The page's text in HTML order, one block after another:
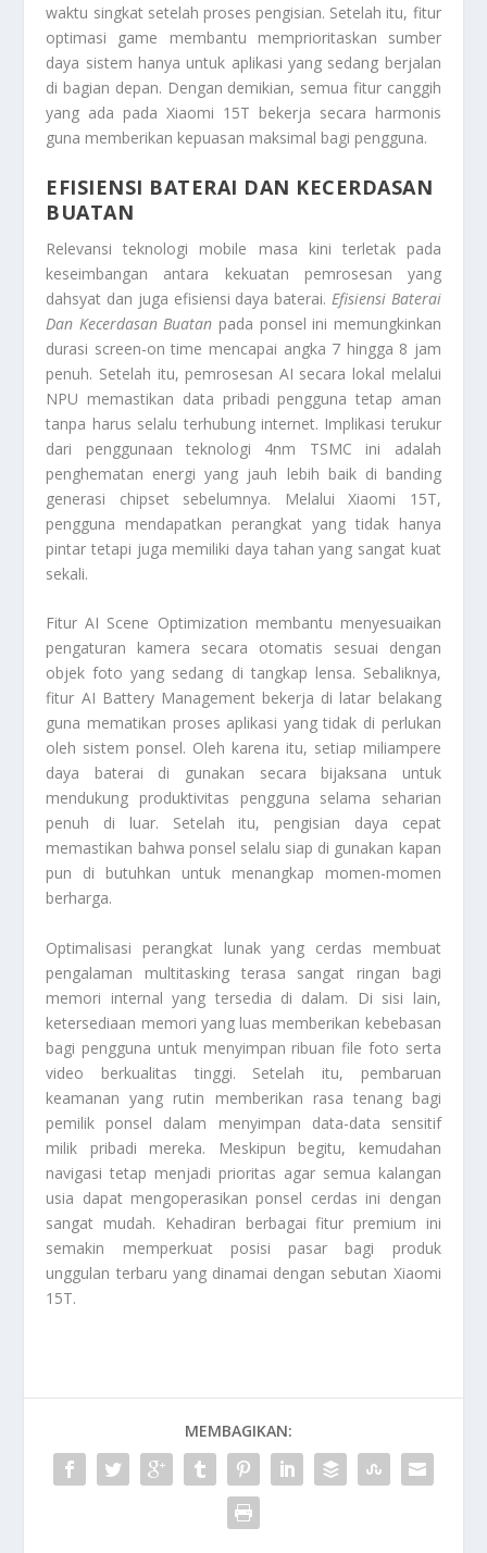
waktu singkat setelah proses pengisian. Setelah itu, fitur
optimasi game membantu memprioritaskan sumber
daya sistem hanya untuk aplikasi yang sedang berjalan
di bagian depan. Dengan demikian, semua fitur canggih
yang ada padaXiaomi 15T bekerja secara harmonis
guna memberikan kepuasan maksimal bagi pengguna.
EFISIENSI BATERAI DAN KECERDASAN
BUATAN
Relevansi teknologi mobile masa kini terletak pada
keseimbangan antara kekuatan pemrosesan yang
dahsyat dan juga efisiensi daya baterai. Efisiensi Baterai
Dan Kecerdasan Buatan pada ponsel ini memungkinkan
durasi screen-on time mencapai angka 7 hingga 8 jam
penuh. Setelah itu, pemrosesan AI secara lokal melalui
NPU memastikan data pribadi pengguna tetap aman
tanpa harus selalu terhubung internet. Implikasi terukur
dari penggunaan teknologi 4nm TSMC ini adalah
penghematan energi yang jauh lebih baik di banding
generasi chipset sebelumnya. MelaluiXiaomi 15T,
pengguna mendapatkan perangkat yang tidak hanya
pintar tetapi juga memiliki daya tahan yang sangat kuat
sekali.
Fitur AI Scene Optimization membantu menyesuaikan
pengaturan kamera secara otomatis sesuai dengan
objek foto yang sedang di tangkap lensa. Sebaliknya,
fitur AI Battery Management bekerja di latar belakang
guna mematikan proses aplikasi yang tidak di perlukan
oleh sistem ponsel. Oleh karena itu, setiap miliampere
daya baterai di gunakan secara bijaksana untuk
mendukung produktivitas pengguna selama seharian
penuh di luar. Setelah itu, pengisian daya cepat
memastikan bahwa ponsel selalu siap di gunakan kapan
pun di butuhkan untuk menangkap momen-momen
berharga.
Optimalisasi perangkat lunak yang cerdas membuat
pengalaman multitasking terasa sangat ringan bagi
memori internal yang tersedia di dalam. Di sisi lain,
ketersediaan memori yang luas memberikan kebebasan
bagi pengguna untuk menyimpan ribuan file foto serta
video berkualitas tinggi. Setelah itu, pembaruan
keamanan yang rutin memberikan rasa tenang bagi
pemilik ponsel dalam menyimpan data-data sensitif
milik pribadi mereka. Meskipun begitu, kemudahan
navigasi tetap menjadi prioritas agar semua kalangan
usia dapat mengoperasikan ponsel cerdas ini dengan
sangat mudah. Kehadiran berbagai fitur premium ini
semakin memperkuat posisi pasar bagi produk
unggulan terbaru yang dinamai dengan sebutan Xiaomi
15T.
MEMBAGIKAN: